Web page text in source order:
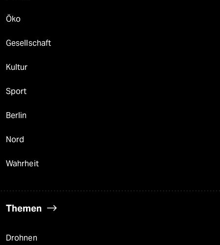
Öko
Gesellschaft
Kultur
Sport
Berlin
Nord
Wahrheit
Themen
Drohnen